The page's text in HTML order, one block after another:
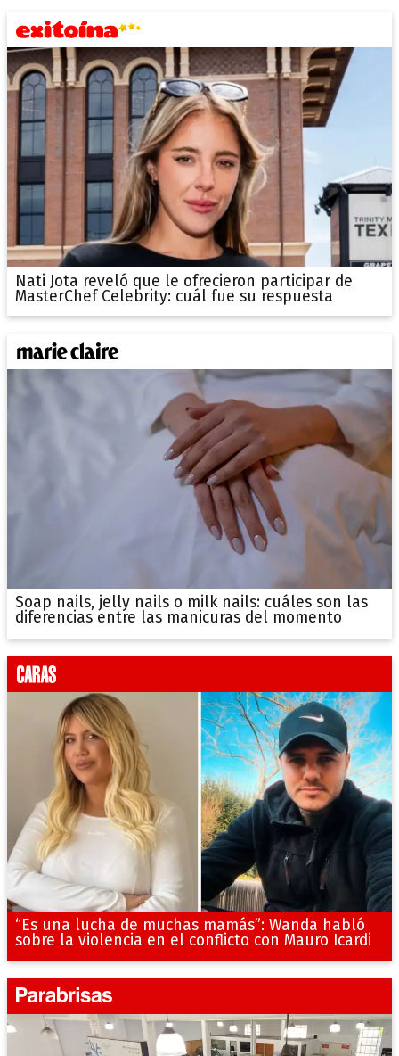
Nati Jota reveló que le ofrecieron participar de
MasterChef Celebrity: cuál fue su respuesta
Soap nails, jelly nails o milk nails: cuáles son las
diferencias entre las manicuras del momento
“Es una lucha de muchas mamás”: Wanda habló
sobre la violencia en el conflicto con Mauro Icardi